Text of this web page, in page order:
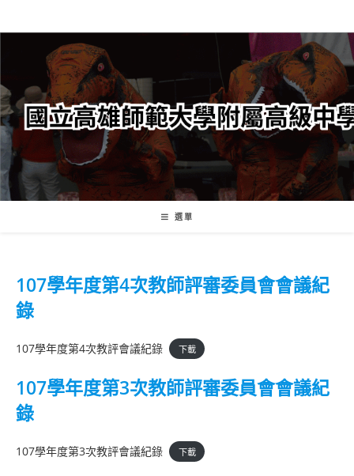
轉
要
內
容
選單
107學年度第4次教師評審委員會會議紀
錄
107學年度第4次教評會議紀錄 下載
107學年度第3次教師評審委員會會議紀
錄
107學年度第3次教評會議紀錄 下載